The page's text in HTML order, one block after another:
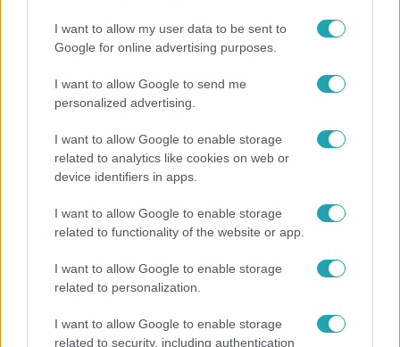
I want to allow my user data to be sent to
Google for online advertising purposes.
I want to allow Google to send me
personalized advertising.
I want to allow Google to enable storage
related to analytics like cookies on web or
device identifiers in apps.
I want to allow Google to enable storage
related to functionality of the website or app.
I want to allow Google to enable storage
related to personalization.
I want to allow Google to enable storage
related to security, including authentication
Kitört a lecsó-láz! Íme 3 tuti recept az
elkészítéséhez
„Ha olyan ember keresne meg, akkor sem